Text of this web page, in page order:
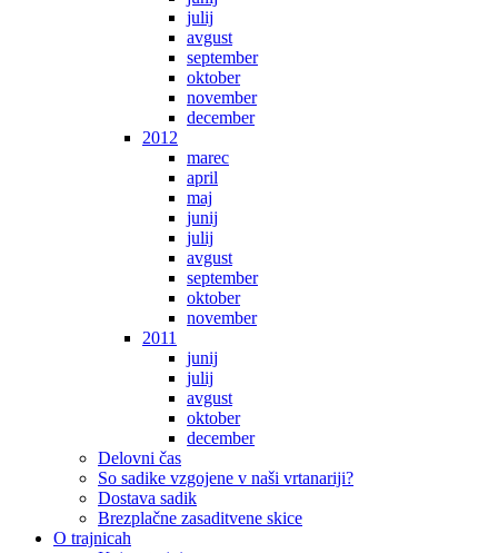
julij
avgust
september
oktober
november
december
2012
marec
april
maj
junij
julij
avgust
september
oktober
november
2011
junij
julij
avgust
oktober
december
Delovni čas
So sadike vzgojene v naši vrtanariji?
Dostava sadik
Brezplačne zasaditvene skice
O trajnicah